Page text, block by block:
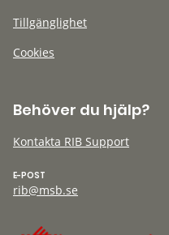
Tillgänglighet
Cookies
Behöver du hjälp?
Kontakta RIB Support
E-POST
rib@msb.se